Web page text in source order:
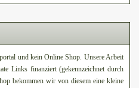
und kein Online Shop. Unsere Arbeit
Links finanziert (gekennzeichnet durch
bekommen wir von diesem eine kleine